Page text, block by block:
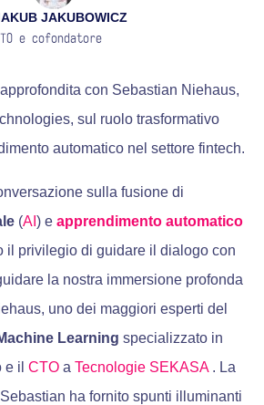
JAKUBOWICZ
e cofondatore
con Sebastian Niehaus,
sul ruolo trasformativo
automatico nel settore fintech.
sulla fusione di
(AI ) e apprendimento automatico
il privilegio di guidare il dialogo con
la nostra immersione profonda
uno dei maggiori esperti del
Learning specializzato in
il CTO a Tecnologie SEKASA . La
ha fornito spunti illuminanti